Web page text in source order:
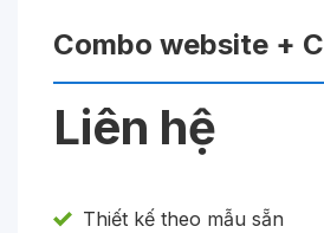
Combo website +
Liên hệ
Thiết kế theo mẫu sẵn